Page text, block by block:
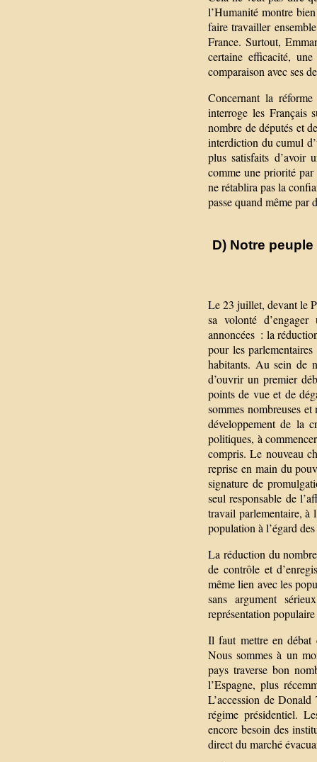
l’Humanité montre
faire travailler
France. Surtout,
certaine efficacité,
comparaison avec ses
Concernant la
interroge les Français
nombre de députés et
interdiction du cumul
plus satisfaits d’avoir
comme une priorité par
ne rétablira pas la
passe quand même par
D) Notre
Le 23 juillet, devant le
sa volonté
annoncées : la
pour les
habitants. Au sein de
d’ouvrir un premier
points de vue et de
sommes nombreuses
développement de la
politiques, à
compris. Le nouveau
reprise en main du
signature de
seul responsable de
travail parlementaire, à
population à l’égard
La réduction du
de contrôle et
même lien avec les
sans argument
représentation
Il faut mettre en débat
Nous sommes à un
pays traverse bon
l’Espagne, plus
L’accession de
régime présidentiel.
encore besoin des
direct du marché